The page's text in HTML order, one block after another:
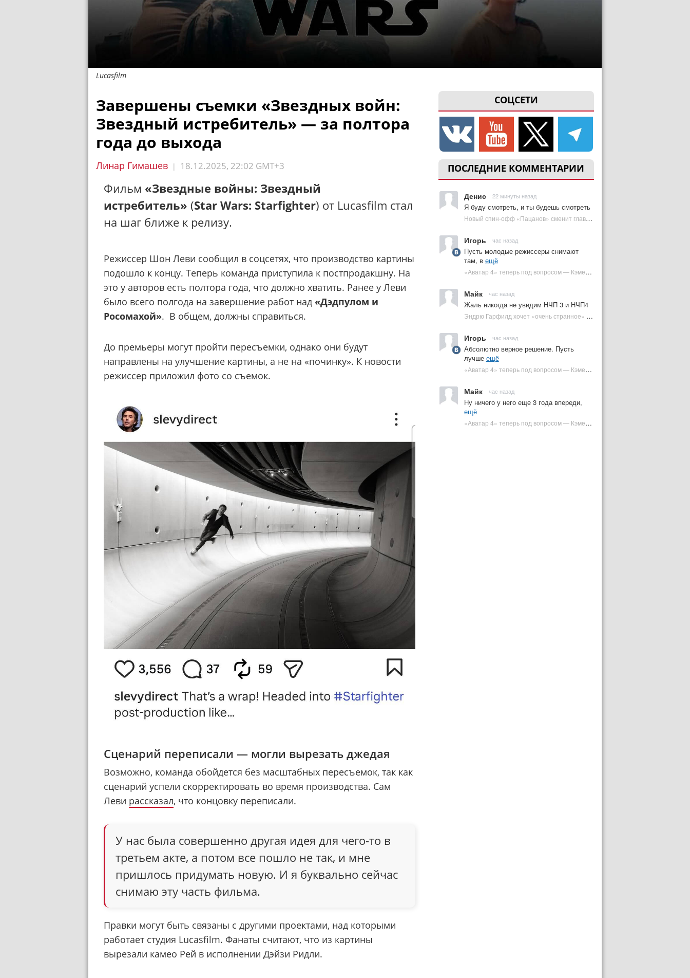
Lucasfilm
СОЦСЕТИ
ПОСЛЕДНИЕ КОММЕНТАРИИ
Денис 22 минуты назад
Я буду смотреть, и ты будешь смотреть
Новый спин-офф «Пацанов» сменит главного героя | Plugged In Ru
Игорь час назад
Пусть молодые режиссеры снимают
там, в ещё
«Аватар 4» теперь под вопросом — Кэмерон решил отойти от продолжения | Plugged In Ru
Майк час назад
Жаль никогда не увидим НЧП 3 и НЧП4
Эндрю Гарфилд хочет «очень странное» возвращение Человека-паука в MCU | Plugged In Ru
Игорь час назад
Абсолютно верное решение. Пусть
лучше ещё
«Аватар 4» теперь под вопросом — Кэмерон решил отойти от продолжения | Plugged In Ru
Майк час назад
Ну ничего у него еще 3 года впереди,
ещё
«Аватар 4» теперь под вопросом — Кэмерон решил отойти от продолжения | Plugged In Ru
Завершены съемки «Звездных войн:
Звездный истребитель» — за полтора
года до выхода
Линар Гимашев | 18.12.2025, 22:02 GMT+3
Фильм «Звездные войны: Звездный
истребитель» (Star Wars: Starfighter) от Lucasfilm стал
на шаг ближе к релизу.
Режиссер Шон Леви сообщил в соцсетях, что производство картины
подошло к концу. Теперь команда приступила к постпродакшну. На
это у авторов есть полтора года, что должно хватить. Ранее у Леви
было всего полгода на завершение работ над «Дэдпулом и
Росомахой». В общем, должны справиться.
До премьеры могут пройти пересъемки, однако они будут
направлены на улучшение картины, а не на «починку». К новости
режиссер приложил фото со съемок.
Сценарий переписали — могли вырезать джедая
Возможно, команда обойдется без масштабных пересъемок, так как
сценарий успели скорректировать во время производства. Сам
Леви рассказал, что концовку переписали.
У нас была совершенно другая идея для чего-то в
третьем акте, а потом все пошло не так, и мне
пришлось придумать новую. И я буквально сейчас
снимаю эту часть фильма.
Правки могут быть связаны с другими проектами, над которыми
работает студия Lucasfilm. Фанаты считают, что из картины
вырезали камео Рей в исполнении Дэйзи Ридли.